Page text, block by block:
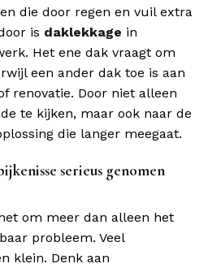
die door regen en vuil extra
is daklekkage in
Het ene dak vraagt om
een ander dak toe is aan
renovatie. Door niet alleen
te kijken, maar ook naar de
die langer meegaat.
serieus genomen
om meer dan alleen het
probleem. Veel
klein. Denk aan